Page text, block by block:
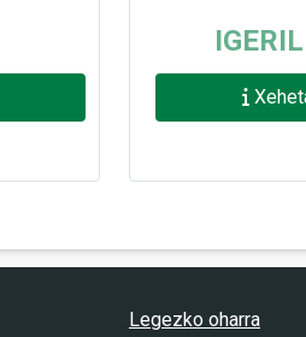
Legezko oharra